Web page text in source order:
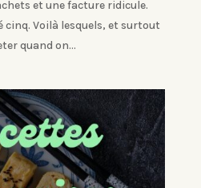
et une facture ridicule.
Voilà lesquels, et surtout
quand on...